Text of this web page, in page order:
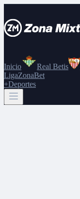
Inicio Real Betis
LigaZonaBet
+Deportes